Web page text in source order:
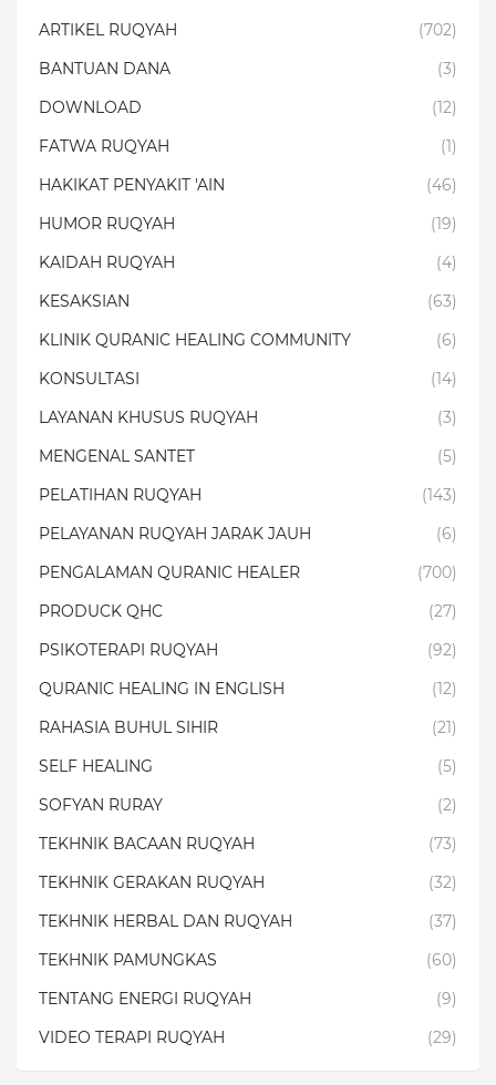
ARTIKEL RUQYAH
(702)
BANTUAN DANA
(3)
DOWNLOAD
(12)
FATWA RUQYAH
(1)
HAKIKAT PENYAKIT 'AIN
(46)
HUMOR RUQYAH
(19)
KAIDAH RUQYAH
(4)
KESAKSIAN
(63)
KLINIK QURANIC HEALING COMMUNITY
(6)
KONSULTASI
(14)
LAYANAN KHUSUS RUQYAH
(3)
MENGENAL SANTET
(5)
PELATIHAN RUQYAH
(143)
PELAYANAN RUQYAH JARAK JAUH
(6)
PENGALAMAN QURANIC HEALER
(700)
PRODUCK QHC
(27)
PSIKOTERAPI RUQYAH
(92)
QURANIC HEALING IN ENGLISH
(12)
RAHASIA BUHUL SIHIR
(21)
SELF HEALING
(5)
SOFYAN RURAY
(2)
TEKHNIK BACAAN RUQYAH
(73)
TEKHNIK GERAKAN RUQYAH
(32)
TEKHNIK HERBAL DAN RUQYAH
(37)
TEKHNIK PAMUNGKAS
(60)
TENTANG ENERGI RUQYAH
(9)
VIDEO TERAPI RUQYAH
(29)